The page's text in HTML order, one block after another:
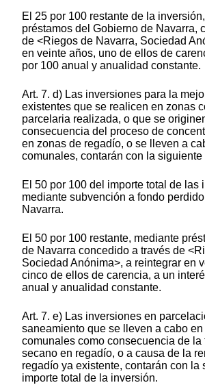
El 25 por 100 restante de la
préstamos del Gobierno de Navarra,
de <Riegos de Navarra, Sociedad
en veinte años, uno de ellos de
por 100 anual y anualidad constante.
Art. 7. d) Las inversiones para la
existentes que se realicen en zonas
parcelaria realizada, o que se
consecuencia del proceso de
en zonas de regadío, o se lleven a
comunales, contarán con la
El 50 por 100 del importe total de las
mediante subvención a fondo
Navarra.
El 50 por 100 restante, mediante
de Navarra concedido a través de
Sociedad Anónima>, a reintegrar en
cinco de ellos de carencia, a un
anual y anualidad constante.
Art. 7. e) Las inversiones en
saneamiento que se lleven a cabo
comunales como consecuencia de la
secano en regadío, o a causa de la
regadío ya existente, contarán con la
importe total de la inversión.